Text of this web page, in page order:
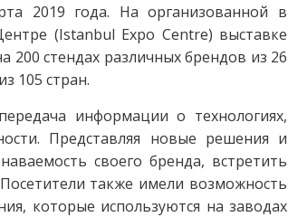
2019 года. На организованной в
(Istanbul Expo Centre) выставке
стендах различных брендов из 26
105 стран.
информации о технологиях,
Представляя новые решения и
своего бренда, встретить
также имели возможность
которые используются на заводах